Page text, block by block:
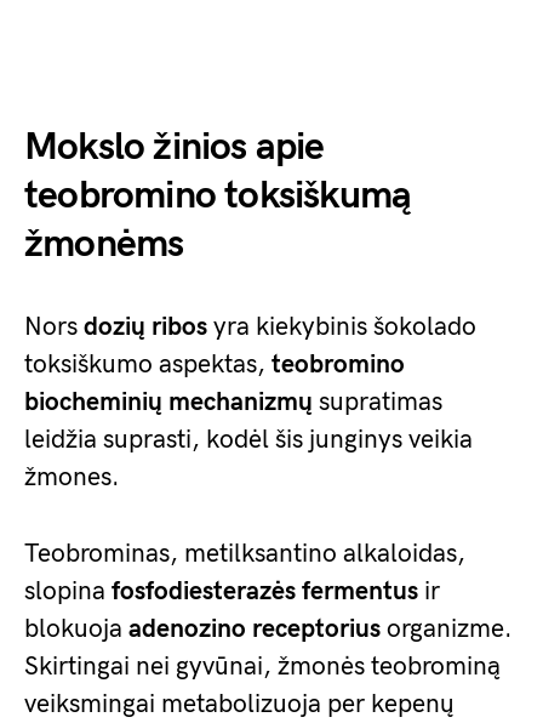
Mokslo žinios apie
teobromino toksiškumą
žmonėms
Nors dozių ribos yra kiekybinis šokolado
toksiškumo aspektas, teobromino
biocheminių mechanizmų supratimas
leidžia suprasti, kodėl šis junginys veikia
žmones.
Teobrominas, metilksantino alkaloidas,
slopina fosfodiesterazės fermentus ir
blokuoja adenozino receptorius organizme.
Skirtingai nei gyvūnai, žmonės teobrominą
veiksmingai metabolizuoja per kepenų